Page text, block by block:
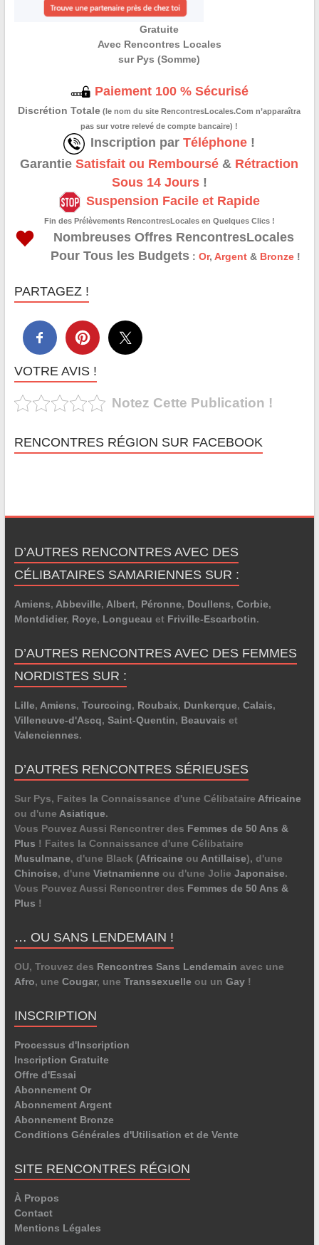
Gratuite
Avec Rencontres Locales
sur Pys (Somme)
Paiement 100 % Sécurisé
Discrétion Totale (le nom du site RencontresLocales.Com n’apparaîtra
pas sur votre relevé de compte bancaire) !
Inscription parTéléphone !
GarantieSatisfait ou Remboursé & Rétraction
Sous 14 Jours!
Suspension Facile et Rapide
Fin des Prélèvements RencontresLocales en Quelques Clics !
Nombreuses Offres RencontresLocales
Pour Tous les Budgets: Or, Argent& Bronze!
PARTAGEZ !
VOTRE AVIS !
Notez Cette Publication !
RENCONTRES RÉGION SUR FACEBOOK
D’AUTRES RENCONTRES AVEC DES
CÉLIBATAIRES SAMARIENNES SUR :
Amiens, Abbeville, Albert, Péronne, Doullens, Corbie,
Montdidier, Roye, Longueau et Friville-Escarbotin.
D’AUTRES RENCONTRES AVEC DES FEMMES
NORDISTES SUR :
Lille, Amiens, Tourcoing, Roubaix, Dunkerque, Calais,
Villeneuve-d'Ascq, Saint-Quentin, Beauvais et
Valenciennes.
D’AUTRES RENCONTRES SÉRIEUSES
Sur Pys, Faites la Connaissance d'une Célibataire Africaine
ou d'une Asiatique.
Vous Pouvez Aussi Rencontrer des Femmes de 50 Ans &
Plus ! Faites la Connaissance d'une Célibataire
Musulmane, d'une Black (Africaine ou Antillaise), d'une
Chinoise, d'une Vietnamienne ou d'une Jolie Japonaise.
Vous Pouvez Aussi Rencontrer des Femmes de 50 Ans &
Plus !
… OU SANS LENDEMAIN !
OU, Trouvez des Rencontres Sans Lendemain avec une
Afro, une Cougar, une Transsexuelle ou un Gay!
INSCRIPTION
Processus d'Inscription
Inscription Gratuite
Offre d'Essai
Abonnement Or
Abonnement Argent
Abonnement Bronze
Conditions Générales d'Utilisation et de Vente
SITE RENCONTRES RÉGION
À Propos
Contact
Mentions Légales